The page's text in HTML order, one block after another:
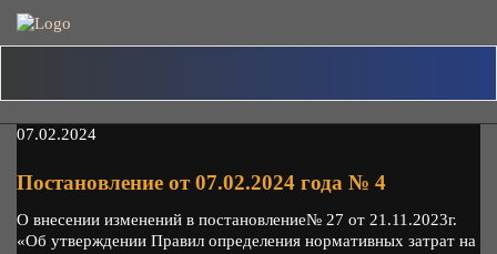
content
07.02.2024
Постановление от 07.02.2024 года № 4
О внесении изменений в постановление№ 27 от 21.11.2023г.
«Об утверждении Правил определения нормативных затрат на